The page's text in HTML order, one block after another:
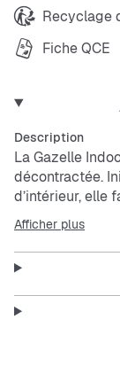
Recyclage
Fiche QCE
Description
La Gazelle
décontractée.
d’intérieur, elle
streetwear.
nubuck de
pour un look
transparente
synthétique
Que tu sois en
Afficher plus